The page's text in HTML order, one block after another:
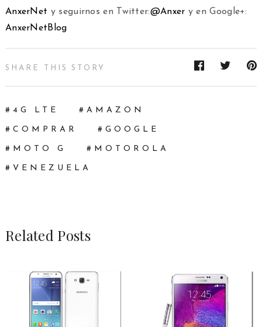
AnxerNet y seguirnos en Twitter:@Anxer y en Google+:
AnxerNetBlog
SHARE THIS STORY
4G LTE AMAZON
COMPRAR GOOGLE
MOTO G MOTOROLA
VENEZUELA
Related Posts